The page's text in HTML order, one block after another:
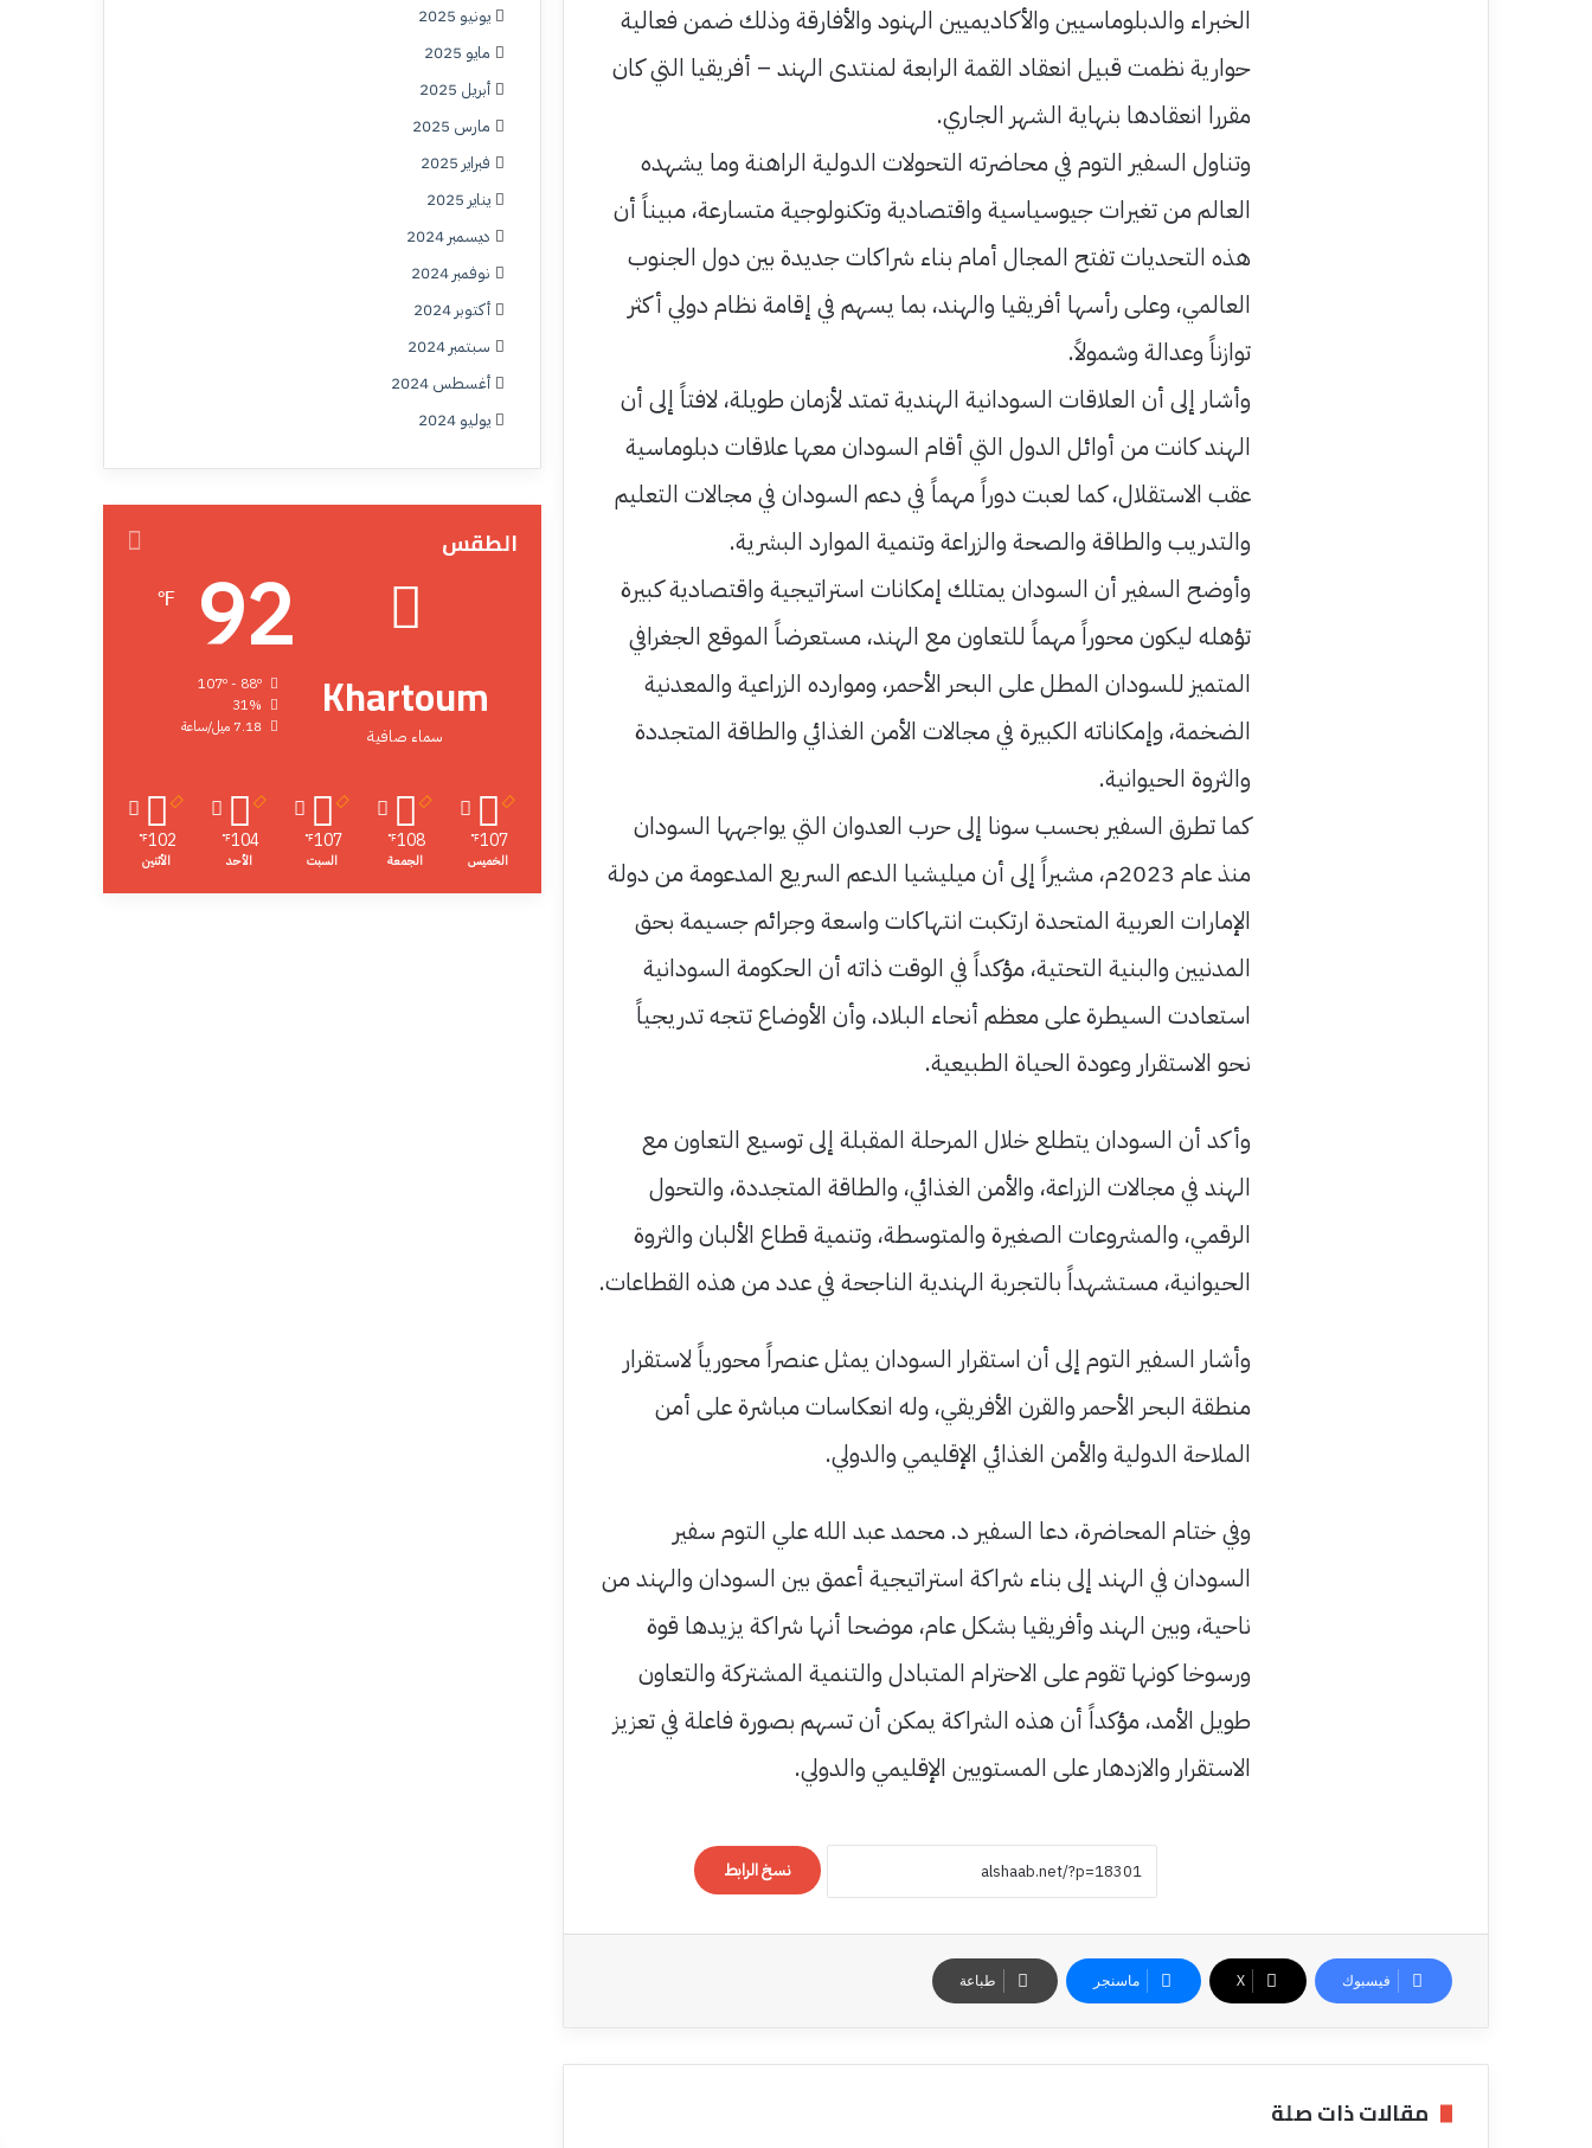
الخبراء والدبلوماسيين والأكاديميين الهنود والأفارقة وذلك ضمن فعالية
حوارية نظمت قبيل انعقاد القمة الرابعة لمنتدى الهند – أفريقيا التي كان
مقررا انعقادها بنهاية الشهر الجاري.
وتناول السفير التوم في محاضرته التحولات الدولية الراهنة وما يشهده
العالم من تغيرات جيوسياسية واقتصادية وتكنولوجية متسارعة، مبيناً أن
هذه التحديات تفتح المجال أمام بناء شراكات جديدة بين دول الجنوب
العالمي، وعلى رأسها أفريقيا والهند، بما يسهم في إقامة نظام دولي أكثر
توازناً وعدالة وشمولاً.
وأشار إلى أن العلاقات السودانية الهندية تمتد لأزمان طويلة، لافتاً إلى أن
الهند كانت من أوائل الدول التي أقام السودان معها علاقات دبلوماسية
عقب الاستقلال، كما لعبت دوراً مهماً في دعم السودان في مجالات التعليم
والتدريب والطاقة والصحة والزراعة وتنمية الموارد البشرية.
وأوضح السفير أن السودان يمتلك إمكانات استراتيجية واقتصادية كبيرة
تؤهله ليكون محوراً مهماً للتعاون مع الهند، مستعرضاً الموقع الجغرافي
المتميز للسودان المطل على البحر الأحمر، وموارده الزراعية والمعدنية
الضخمة، وإمكاناته الكبيرة في مجالات الأمن الغذائي والطاقة المتجددة
والثروة الحيوانية.
كما تطرق السفير بحسب سونا إلى حرب العدوان التي يواجهها السودان
منذ عام 2023م، مشيراً إلى أن ميليشيا الدعم السريع المدعومة من دولة
الإمارات العربية المتحدة ارتكبت انتهاكات واسعة وجرائم جسيمة بحق
المدنيين والبنية التحتية، مؤكداً في الوقت ذاته أن الحكومة السودانية
استعادت السيطرة على معظم أنحاء البلاد، وأن الأوضاع تتجه تدريجياً
نحو الاستقرار وعودة الحياة الطبيعية.
وأكد أن السودان يتطلع خلال المرحلة المقبلة إلى توسيع التعاون مع
الهند في مجالات الزراعة، والأمن الغذائي، والطاقة المتجددة، والتحول
الرقمي، والمشروعات الصغيرة والمتوسطة، وتنمية قطاع الألبان والثروة
الحيوانية، مستشهداً بالتجربة الهندية الناجحة في عدد من هذه القطاعات.
وأشار السفير التوم إلى أن استقرار السودان يمثل عنصراً محورياً لاستقرار
منطقة البحر الأحمر والقرن الأفريقي، وله انعكاسات مباشرة على أمن
الملاحة الدولية والأمن الغذائي الإقليمي والدولي.
وفي ختام المحاضرة، دعا السفير د. محمد عبد الله علي التوم سفير
السودان في الهند إلى بناء شراكة استراتيجية أعمق بين السودان والهند من
ناحية، وبين الهند وأفريقيا بشكل عام، موضحا أنها شراكة يزيدها قوة
ورسوخا كونها تقوم على الاحترام المتبادل والتنمية المشتركة والتعاون
طويل الأمد، مؤكداً أن هذه الشراكة يمكن أن تسهم بصورة فاعلة في تعزيز
الاستقرار والازدهار على المستويين الإقليمي والدولي.
نسخ الرابط
فيسبوك ‫X ماسنجر طباعة
مقالات ذات صلة
يونيو 2025
مايو 2025
أبريل 2025
مارس 2025
فبراير 2025
يناير 2025
ديسمبر 2024
نوفمبر 2024
أكتوبر 2024
سبتمبر 2024
أغسطس 2024
يوليو 2024
الطقس
Khartoum
سماء صافية
92
℉
107º - 88º
31%
7.18 ميل/ساعة
107
℉
الخميس
108
℉
الجمعة
107
℉
السبت
104
℉
الأحد
102
℉
الأثنين